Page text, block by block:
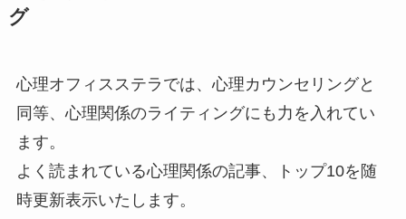
グ
心理オフィスステラでは、心理カウンセリングと
同等、心理関係のライティングにも力を入れてい
ます。
よく読まれている心理関係の記事、トップ10を随
時更新表示いたします。